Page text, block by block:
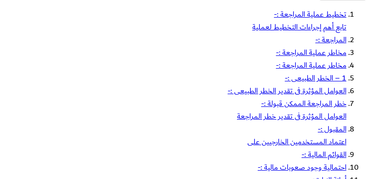
تخطيط عملية المراجعة :-
تابع أهم إجراءات التخطيط لعملية
المراجعة :-
مخاطر عملية المراجعة :-
مخاطر عملية المراجعة :-
1 – الخطر الطبيعى :-
العوامل المؤثرة فى تقدير الخطر الطبيعى :-
خطر المراجعة الممكن قبولة :-
العوامل المؤثرة فى تقدير خطر المراجعة
المقبول :-
اعتماد المستخدمين الخارجيين على
القوائم المالية :-
احتمالية وجود صعوبات مالية :-